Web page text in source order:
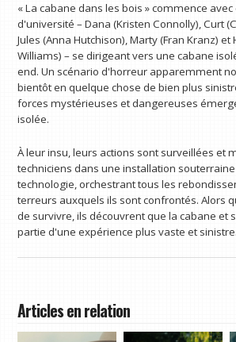
« La cabane dans les bois » commence
d'université – Dana (Kristen Connolly), Curt
Jules (Anna Hutchison), Marty (Fran Kranz) et
Williams) – se dirigeant vers une cabane
end. Un scénario d'horreur apparemment
bientôt en quelque chose de bien plus
forces mystérieuses et dangereuses
isolée.
À leur insu, leurs actions sont surveillées et
techniciens dans une installation
technologie, orchestrant tous les
terreurs auxquels ils sont confrontés. Alors
de survivre, ils découvrent que la cabane et
partie d'une expérience plus vaste et sinistre.
Articles en relation